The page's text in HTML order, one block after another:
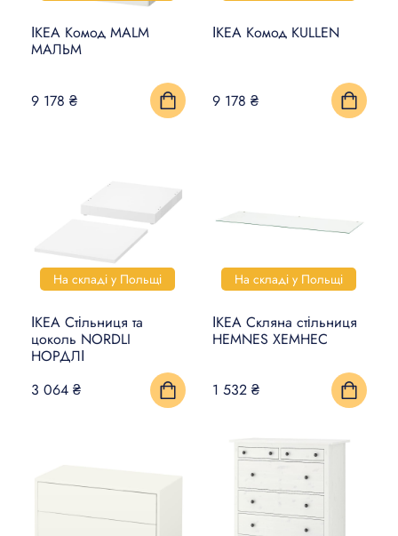
ІКЕА Комод MALM
МАЛЬМ
9 178 ₴
ІКЕА Комод KULLEN
9 178 ₴
На складі у Польщі
ІКЕА Стільниця та
цоколь NORDLI
НОРДЛІ
3 064 ₴
На складі у Польщі
ІКЕА Скляна стільниця
HEMNES ХЕМНЕС
1 532 ₴